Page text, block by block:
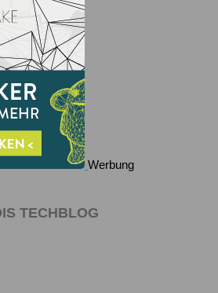
Werbung
TECHBLOG